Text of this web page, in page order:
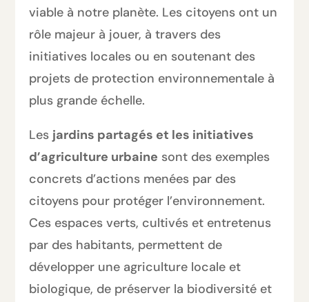
viable à notre planète. Les citoyens ont un
rôle majeur à jouer, à travers des
initiatives locales ou en soutenant des
projets de protection environnementale à
plus grande échelle.
Les jardins partagés et les initiatives
d’agriculture urbaine sont des exemples
concrets d’actions menées par des
citoyens pour protéger l’environnement.
Ces espaces verts, cultivés et entretenus
par des habitants, permettent de
développer une agriculture locale et
biologique, de préserver la biodiversité et